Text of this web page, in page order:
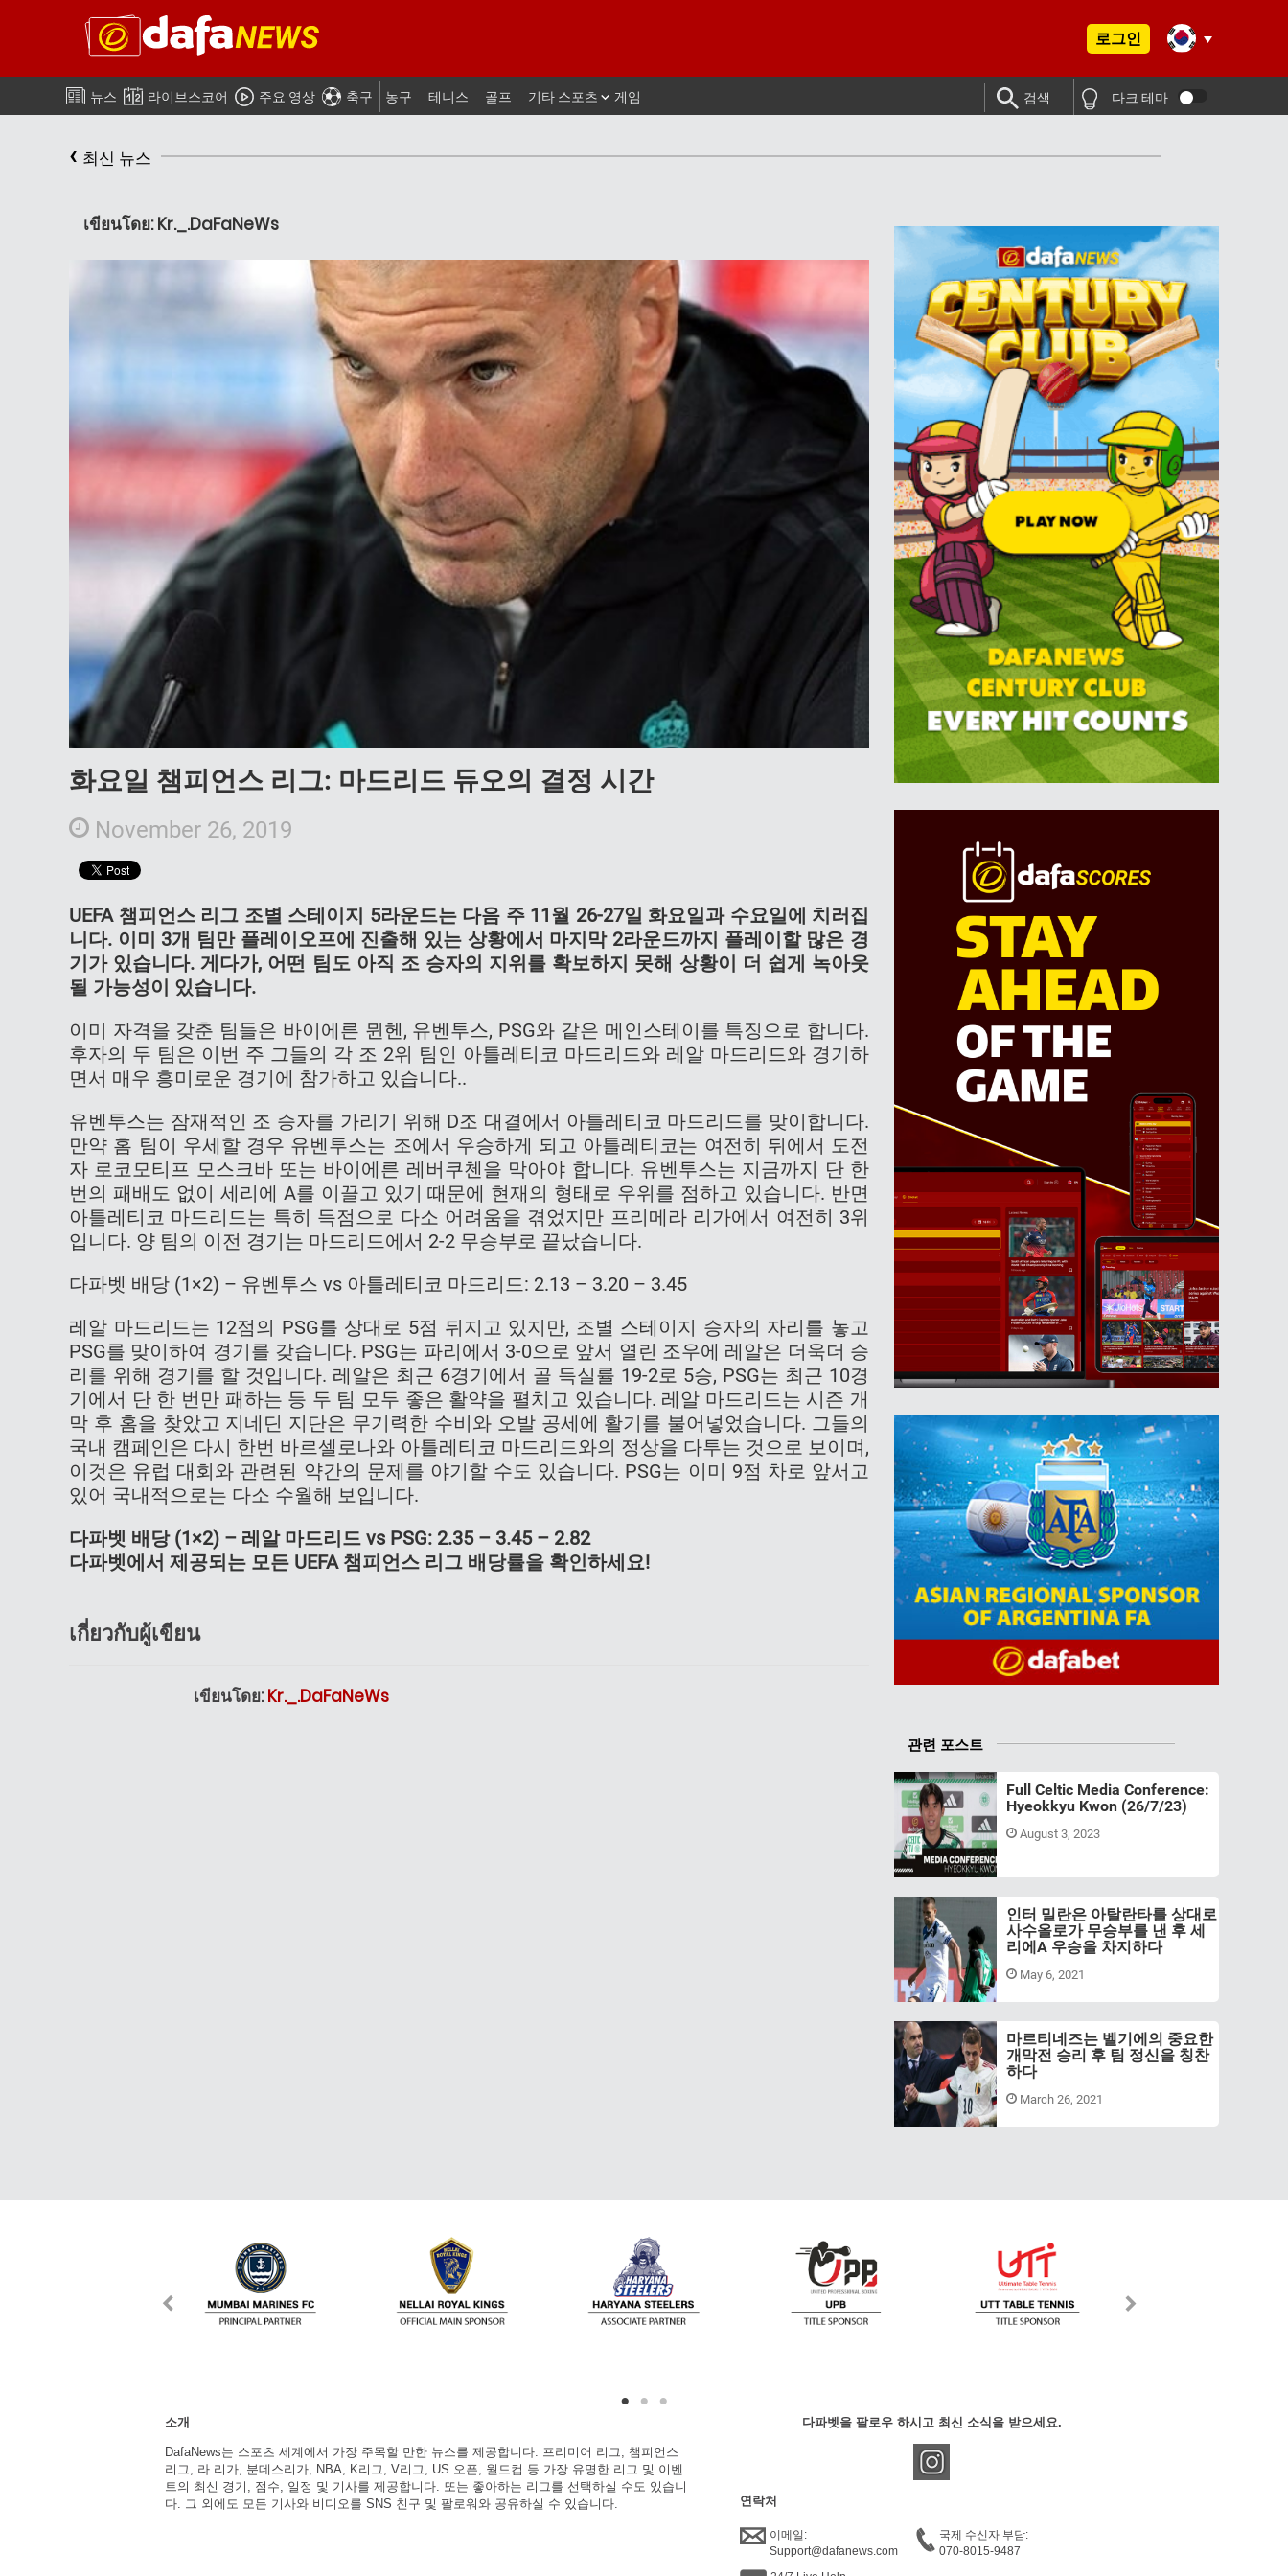
로그인
뉴스 라이브스코어 주요 영상 축구 농구 테니스 골프 기타 스포츠 게임 검색 다크 테마
‹ 최신 뉴스
เขียนโดย: Kr._.DaFaNeWs
화요일 챔피언스 리그: 마드리드 듀오의 결정 시간
November 26, 2019
UEFA 챔피언스 리그 조별 스테이지 5라운드는 다음 주 11월 26-27일 화요일과 수요일에 치러집
니다. 이미 3개 팀만 플레이오프에 진출해 있는 상황에서 마지막 2라운드까지 플레이할 많은 경
기가 있습니다. 게다가, 어떤 팀도 아직 조 승자의 지위를 확보하지 못해 상황이 더 쉽게 녹아웃
될 가능성이 있습니다.
이미 자격을 갖춘 팀들은 바이에른 뮌헨, 유벤투스, PSG와 같은 메인스테이를 특징으로 합니다.
후자의 두 팀은 이번 주 그들의 각 조 2위 팀인 아틀레티코 마드리드와 레알 마드리드와 경기하
면서 매우 흥미로운 경기에 참가하고 있습니다..
유벤투스는 잠재적인 조 승자를 가리기 위해 D조 대결에서 아틀레티코 마드리드를 맞이합니다.
만약 홈 팀이 우세할 경우 유벤투스는 조에서 우승하게 되고 아틀레티코는 여전히 뒤에서 도전
자 로코모티프 모스크바 또는 바이에른 레버쿠첸을 막아야 합니다. 유벤투스는 지금까지 단 한
번의 패배도 없이 세리에 A를 이끌고 있기 때문에 현재의 형태로 우위를 점하고 있습니다. 반면
아틀레티코 마드리드는 특히 득점으로 다소 어려움을 겪었지만 프리메라 리가에서 여전히 3위
입니다. 양 팀의 이전 경기는 마드리드에서 2-2 무승부로 끝났습니다.
다파벳 배당 (1×2) – 유벤투스 vs 아틀레티코 마드리드: 2.13 – 3.20 – 3.45
레알 마드리드는 12점의 PSG를 상대로 5점 뒤지고 있지만, 조별 스테이지 승자의 자리를 놓고
PSG를 맞이하여 경기를 갖습니다. PSG는 파리에서 3-0으로 앞서 열린 조우에 레알은 더욱더 승
리를 위해 경기를 할 것입니다. 레알은 최근 6경기에서 골 득실률 19-2로 5승, PSG는 최근 10경
기에서 단 한 번만 패하는 등 두 팀 모두 좋은 활약을 펼치고 있습니다. 레알 마드리드는 시즌 개
막 후 홈을 찾았고 지네딘 지단은 무기력한 수비와 오발 공세에 활기를 불어넣었습니다. 그들의
국내 캠페인은 다시 한번 바르셀로나와 아틀레티코 마드리드와의 정상을 다투는 것으로 보이며,
이것은 유럽 대회와 관련된 약간의 문제를 야기할 수도 있습니다. PSG는 이미 9점 차로 앞서고
있어 국내적으로는 다소 수월해 보입니다.
다파벳 배당 (1×2) – 레알 마드리드 vs PSG: 2.35 – 3.45 – 2.82
다파벳에서 제공되는 모든 UEFA 챔피언스 리그 배당률을 확인하세요!
เกี่ยวกับผู้เขียน
เขียนโดย:Kr._.DaFaNeWs
관련 포스트
Full Celtic Media Conference:
Hyeokkyu Kwon (26/7/23)
August 3, 2023
인터 밀란은 아탈란타를 상대로
사수올로가 무승부를 낸 후 세
리에A 우승을 차지하다
May 6, 2021
마르티네즈는 벨기에의 중요한
개막전 승리 후 팀 정신을 칭찬
하다
March 26, 2021
소개
DafaNews는 스포츠 세계에서 가장 주목할 만한 뉴스를 제공합니다. 프리미어 리그, 챔피언스
리그, 라 리가, 분데스리가, NBA, K리그, V리그, US 오픈, 월드컵 등 가장 유명한 리그 및 이벤
트의 최신 경기, 점수, 일정 및 기사를 제공합니다. 또는 좋아하는 리그를 선택하실 수도 있습니
다. 그 외에도 모든 기사와 비디오를 SNS 친구 및 팔로워와 공유하실 수 있습니다.
다파벳을 팔로우 하시고 최신 소식을 받으세요.
연락처
이메일:
Support@dafanews.com
국제 수신자 부담:
070-8015-9487